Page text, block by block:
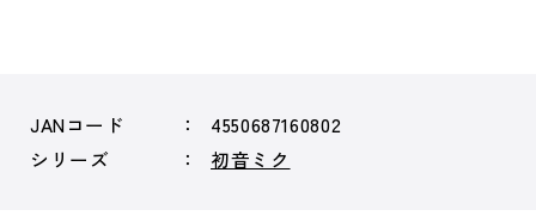
JANコード
4550687160802
シリーズ
初音ミク